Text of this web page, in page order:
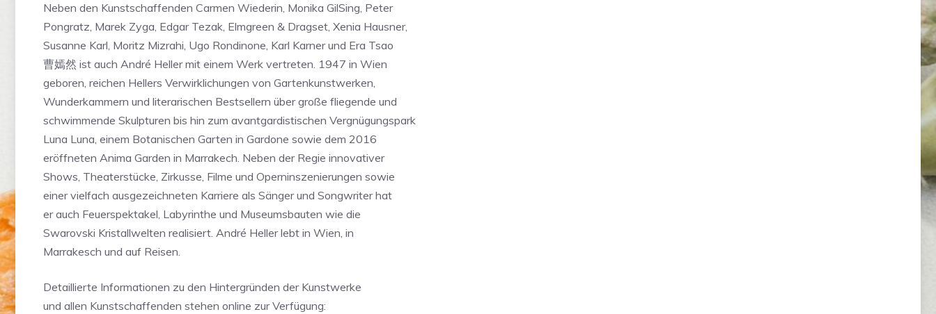
Neben den Kunstschaffenden Carmen Wiederin, Monika GilSing, Peter
Pongratz, Marek Zyga, Edgar Tezak, Elmgreen & Dragset, Xenia Hausner,
Susanne Karl, Moritz Mizrahi, Ugo Rondinone, Karl Karner und Era Tsao
曹嫣然 ist auch André Heller mit einem Werk vertreten. 1947 in Wien
geboren, reichen Hellers Verwirklichungen von Gartenkunstwerken,
Wunderkammern und literarischen Bestsellern über große fliegende und
schwimmende Skulpturen bis hin zum avantgardistischen Vergnügungspark
Luna Luna, einem Botanischen Garten in Gardone sowie dem 2016
eröffneten Anima Garden in Marrakech. Neben der Regie innovativer
Shows, Theaterstücke, Zirkusse, Filme und Operninszenierungen sowie
einer vielfach ausgezeichneten Karriere als Sänger und Songwriter hat
er auch Feuerspektakel, Labyrinthe und Museumsbauten wie die
Swarovski Kristallwelten realisiert. André Heller lebt in Wien, in
Marrakesch und auf Reisen.
Detaillierte Informationen zu den Hintergründen der Kunstwerke
und allen Kunstschaffenden stehen online zur Verfügung: